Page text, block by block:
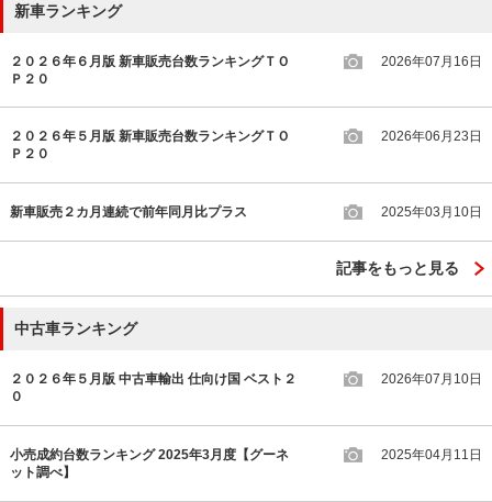
新車ランキング
２０２６年６月版 新車販売台数ランキングＴＯ
Ｐ２０
2026年07月16日
２０２６年５月版 新車販売台数ランキングＴＯ
Ｐ２０
2026年06月23日
新車販売２カ月連続で前年同月比プラス 2025年03月10日
記事をもっと見る
中古車ランキング
２０２６年５月版 中古車輸出 仕向け国 ベスト２
０
2026年07月10日
小売成約台数ランキング 2025年3月度【グーネ
ット調べ】
2025年04月11日